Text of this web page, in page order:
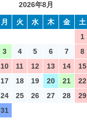
2026年8月
月 火 水 木 金
土
1
3 4 5 6 7
8
10 11 12 13 14
15
17 18 19 20 21
22
24 25 26 27 28
29
31